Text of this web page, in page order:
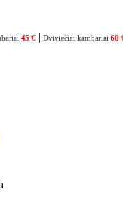
45 € | Dviviečiai kambariai 60